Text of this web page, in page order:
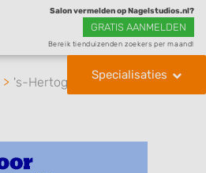
Salon vermelden op Nagelstudios.nl?
GRATIS AANMELDEN
Bereik tienduizenden zoekers per maand!
Specialisaties
's-Hertogenbosch